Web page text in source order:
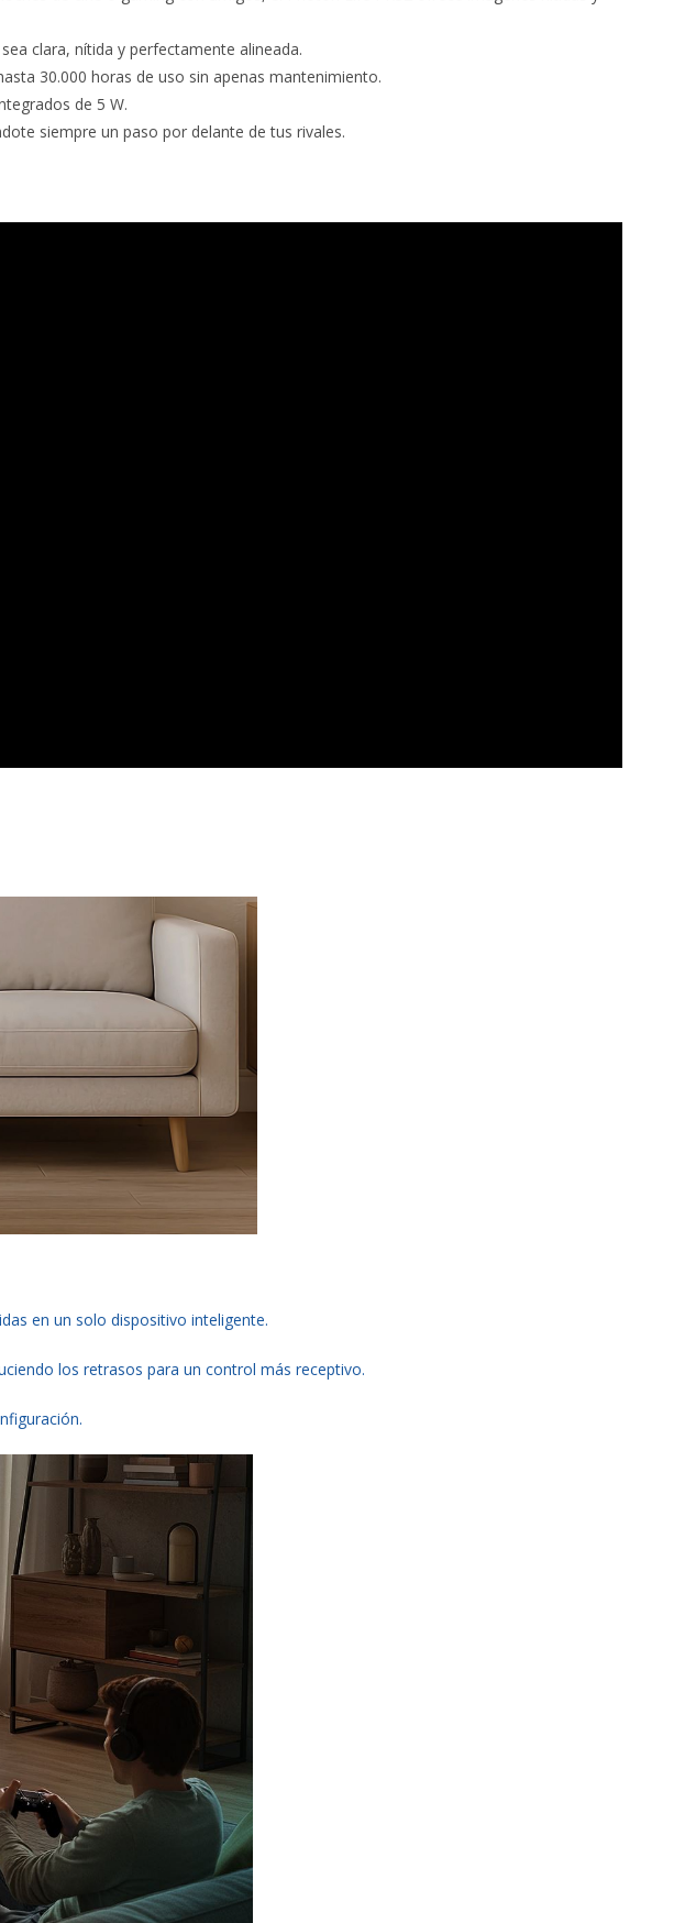
clara, nítida y perfectamente alineada.
30.000 horas de uso sin apenas mantenimiento.
de 5 W.
siempre un paso por delante de tus rivales.
en un solo dispositivo inteligente.
los retrasos para un control más receptivo.